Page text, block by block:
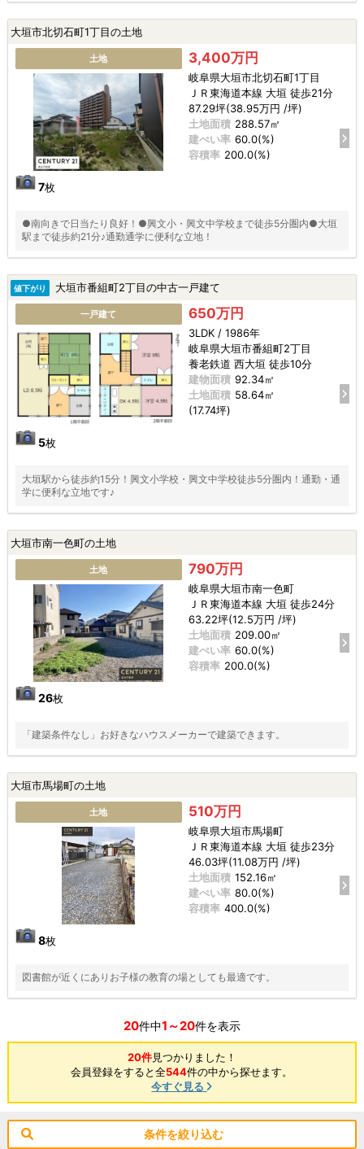
大垣市北切石町1丁目の土地
土地
7枚
3,400万円
岐阜県大垣市北切石町1丁目
ＪＲ東海道本線 大垣 徒歩21分
87.29坪(38.95万円 /坪)
土地面積 288.57㎡
建ぺい率 60.0(%)
容積率 200.0(%)
●南向きで日当たり良好！●興文小・興文中学校まで徒歩5分圏内●大垣
駅まで徒歩約21分♪通勤通学に便利な立地！
値下がり 大垣市番組町2丁目の中古一戸建て
一戸建て
5枚
650万円
3LDK / 1986年
岐阜県大垣市番組町2丁目
養老鉄道 西大垣 徒歩10分
建物面積 92.34㎡
土地面積 58.64㎡
(17.74坪)
大垣駅から徒歩約15分！興文小学校・興文中学校徒歩5分圏内！通勤・通
学に便利な立地です♪
大垣市南一色町の土地
土地
26枚
790万円
岐阜県大垣市南一色町
ＪＲ東海道本線 大垣 徒歩24分
63.22坪(12.5万円 /坪)
土地面積 209.00㎡
建ぺい率 60.0(%)
容積率 200.0(%)
「建築条件なし」お好きなハウスメーカーで建築できます。
大垣市馬場町の土地
土地
8枚
510万円
岐阜県大垣市馬場町
ＪＲ東海道本線 大垣 徒歩23分
46.03坪(11.08万円 /坪)
土地面積 152.16㎡
建ぺい率 80.0(%)
容積率 400.0(%)
図書館が近くにありお子様の教育の場としても最適です。
20件中1～20件を表示
20件見つかりました！
会員登録をすると全544件の中から探せます。
今すぐ見る
条件を絞り込む